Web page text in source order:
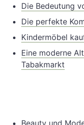
Die Bedeutung
Die perfekte
Kindermöbel
Eine moderne
Tabakmarkt
Beauty und